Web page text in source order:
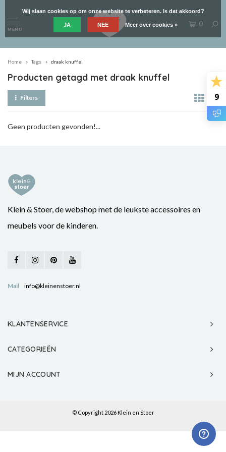
9
MENU
0
Home Tags draak knuffel
Producten getagd met draak knuffel
Filters
Geen producten gevonden!...
Klein & Stoer, de webshop met de leukste accessoires en
meubels voor de kinderen.
Mail info@kleinenstoer.nl
KLANTENSERVICE
CATEGORIEËN
MIJN ACCOUNT
© Copyright 2026 Klein en Stoer
Wij slaan cookies op om onze website te verbeteren. Is dat akkoord?
JA NEE Meer over cookies »